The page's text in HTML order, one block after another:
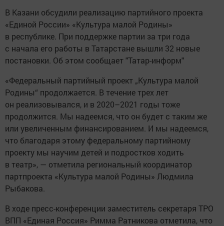
В Казани обсудили реализацию партийного проекта
«Единой России» «Культура малой Родины»
в республике. При поддержке партии за три года
с начала его работы в Татарстане вышли 32 новые
постановки. Об этом сообщает "Татар-информ"
«Федеральный партийный проект „Культура малой
Родины“ продолжается. В течение трех лет
он реализовывался, и в 2020–2021 годы тоже
продолжится. Мы надеемся, что он будет с таким же
или увеличенным финансированием. И мы надеемся,
что благодаря этому федеральному партийному
проекту мы научим детей и подростков ходить
в театр», — отметила региональный координатор
партпроекта «Культура малой Родины» Людмила
Рыбакова.
В ходе пресс-конференции заместитель секретаря ТРО
ВПП «Единая Россия» Римма Ратникова отметила, что